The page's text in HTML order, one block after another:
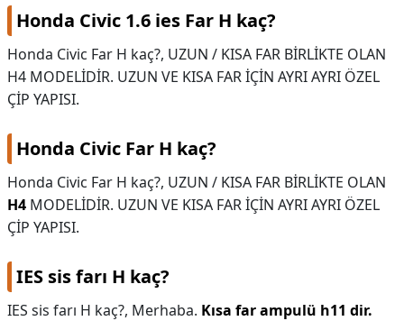
Honda Civic 1.6 ies Far H kaç?
Honda Civic Far H kaç?, UZUN / KISA FAR BİRLİKTE OLAN
H4 MODELİDİR. UZUN VE KISA FAR İÇİN AYRI AYRI ÖZEL
ÇİP YAPISI.
Honda Civic Far H kaç?
Honda Civic Far H kaç?, UZUN / KISA FAR BİRLİKTE OLAN
H4 MODELİDİR. UZUN VE KISA FAR İÇİN AYRI AYRI ÖZEL
ÇİP YAPISI.
IES sis farı H kaç?
IES sis farı H kaç?, Merhaba. Kısa far ampulü h11 dir.